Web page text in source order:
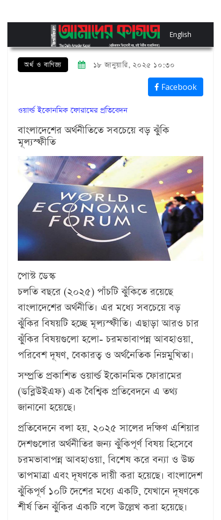
English
অর্থ ও বাণিজ্য ১৮ জানুয়ারি, ২০২৫ ১০:৩০
Facebook
ওয়ার্ল্ড ইকোনমিক ফোরামের প্রতিবেদন
বাংলাদেশের অর্থনীতিতে সবচেয়ে বড় ঝুঁকি
মূল্যস্ফীতি
পোস্ট ডেস্ক
চলতি বছরে (২০২৫) পাঁচটি ঝুঁকিতে রয়েছে
বাংলাদেশের অর্থনীতি। এর মধ্যে সবচেয়ে বড়
ঝুঁকির বিষয়টি হচ্ছে মূল্যস্ফীতি। এছাড়া আরও চার
ঝুঁকির বিষয়গুলো হলো- চরমভাবাপন্ন আবহাওয়া,
পরিবেশ দূষণ, বেকারত্ব ও অর্থনৈতিক নিম্নমুখিতা।
সম্প্রতি প্রকাশিত ওয়ার্ল্ড ইকোনমিক ফোরামের
(ডব্লিউইএফ) এক বৈশ্বিক প্রতিবেদনে এ তথ্য
জানানো হয়েছে।
প্রতিবেদনে বলা হয়, ২০২৫ সালের দক্ষিণ এশিয়ার
দেশগুলোর অর্থনীতির জন্য ঝুঁকিপূর্ণ বিষয় হিসেবে
চরমভাবাপন্ন আবহাওয়া, বিশেষ করে বন্যা ও উচ্চ
তাপমাত্রা এবং দূষণকে দায়ী করা হয়েছে। বাংলাদেশ
ঝুঁকিপূর্ণ ১০টি দেশের মধ্যে একটি, যেখানে দূষণকে
শীর্ষ তিন ঝুঁকির একটি বলে উল্লেখ করা হয়েছে।